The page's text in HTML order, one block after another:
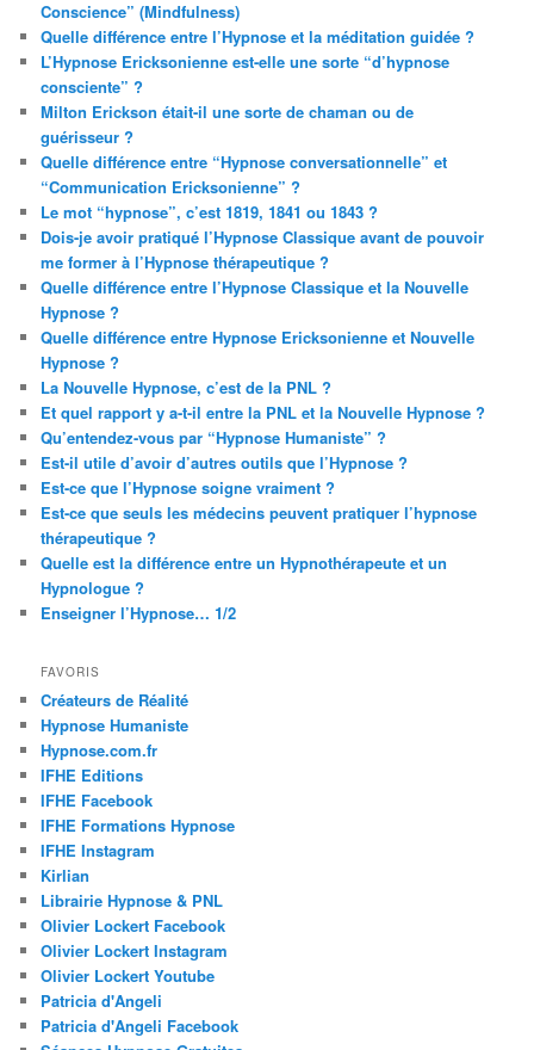
Conscience” (Mindfulness)
Quelle différence entre l’Hypnose et la méditation guidée ?
L’Hypnose Ericksonienne est-elle une sorte “d’hypnose
consciente” ?
Milton Erickson était-il une sorte de chaman ou de
guérisseur ?
Quelle différence entre “Hypnose conversationnelle” et
“Communication Ericksonienne” ?
Le mot “hypnose”, c’est 1819, 1841 ou 1843 ?
Dois-je avoir pratiqué l’Hypnose Classique avant de pouvoir
me former à l’Hypnose thérapeutique ?
Quelle différence entre l’Hypnose Classique et la Nouvelle
Hypnose ?
Quelle différence entre Hypnose Ericksonienne et Nouvelle
Hypnose ?
La Nouvelle Hypnose, c’est de la PNL ?
Et quel rapport y a-t-il entre la PNL et la Nouvelle Hypnose ?
Qu’entendez-vous par “Hypnose Humaniste” ?
Est-il utile d’avoir d’autres outils que l’Hypnose ?
Est-ce que l’Hypnose soigne vraiment ?
Est-ce que seuls les médecins peuvent pratiquer l’hypnose
thérapeutique ?
Quelle est la différence entre un Hypnothérapeute et un
Hypnologue ?
Enseigner l’Hypnose… 1/2
FAVORIS
Créateurs de Réalité
Hypnose Humaniste
Hypnose.com.fr
IFHE Editions
IFHE Facebook
IFHE Formations Hypnose
IFHE Instagram
Kirlian
Librairie Hypnose & PNL
Olivier Lockert Facebook
Olivier Lockert Instagram
Olivier Lockert Youtube
Patricia d'Angeli
Patricia d'Angeli Facebook